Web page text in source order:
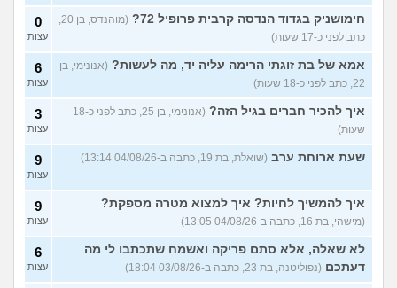
צלוליט בגיל הנעורים, מה
לעשות? (אנונימית, בת 16)
2
עצות
גבר שעיר או חלק? (מעיין, בן 14) 5
עצות
עוד שאלות חדשות במדור
חימושניק בגדוד הנדסה קרבית פרופיל 72?
(מוהנדס, בן 20,
כתב לפני כ-17 שעות)
0
עצות
אמא של בת זוגתי הרימה עליה יד, מה לעשות? (אנונימי, בן
22, כתב לפני כ-18 שעות)
6
עצות
איך להכיר חברים בגיל הזה?
(אנונימי, בן 25, כתב לפני כ-18
שעות)
3
עצות
שעת ארוחת ערב (שואלת, בת 19, כתבה ב-04/08/26 13:14) 9
עצות
איך להמשיך לחיות? איך למצוא מטרה מספקת?
(מישהי, בת 16, כתבה ב-04/08/26 13:05)
9
עצות
לא שאלה, אלא סתם פריקה ואשמח שתכתבו לי מה
דעתכם (נפוליטנה, בת 23, כתבה ב-03/08/26 18:04)
6
עצות